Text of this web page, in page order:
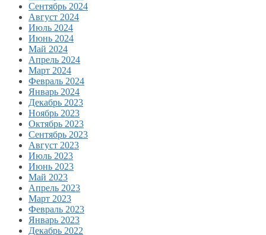
Сентябрь 2024
Август 2024
Июль 2024
Июнь 2024
Май 2024
Апрель 2024
Март 2024
Февраль 2024
Январь 2024
Декабрь 2023
Ноябрь 2023
Октябрь 2023
Сентябрь 2023
Август 2023
Июль 2023
Июнь 2023
Май 2023
Апрель 2023
Март 2023
Февраль 2023
Январь 2023
Декабрь 2022